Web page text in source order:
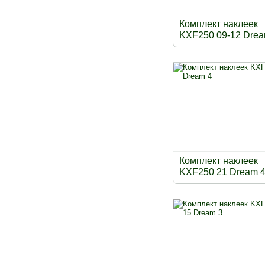
Комплект наклеек
KXF250 09-12
Комплект наклеек
KXF250 21 Dream 4